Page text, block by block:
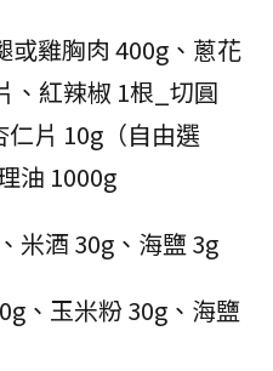
或雞胸肉 400g、蔥花
、紅辣椒 1根_切圓
片 10g（自由選
油 1000g
米酒 30g、海鹽 3g
、玉米粉 30g、海鹽